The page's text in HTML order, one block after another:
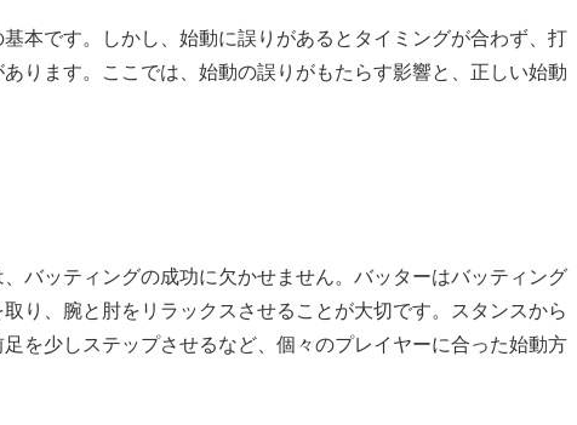
本です。しかし、始動に誤りがあるとタイミングが合わず、打
ります。ここでは、始動の誤りがもたらす影響と、正しい始動
バッティングの成功に欠かせません。バッターはバッティング
り、腕と肘をリラックスさせることが大切です。スタンスから
を少しステップさせるなど、個々のプレイヤーに合った始動方